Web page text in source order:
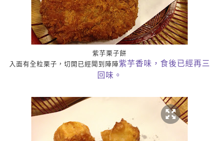
紫芋栗子餅
入面有全粒栗子，切開已經聞到陣陣紫芋香味，食後已經再三
回味。